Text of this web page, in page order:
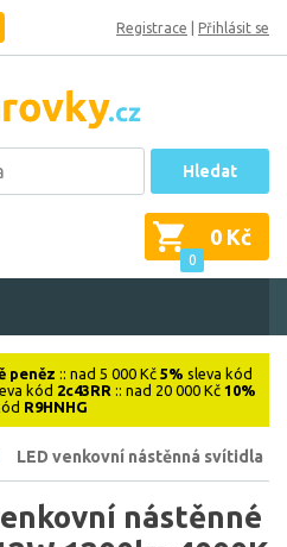
Registrace Přihlásit se
Hledat
0
0 Kč
peněz :: nad 5 000 Kč 5% sleva kód
kód 2c43RR :: nad 20 000 Kč 10%
R9HNHG
LED venkovní nástěnná svítidla
nástěnné